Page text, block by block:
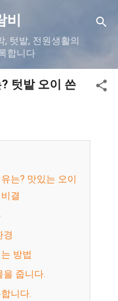
너뛰기
, 텃밭, 전원생활의
합니다
텃밭 오이 쓴
결
경
는 방법
을 줍니다.
합니다.